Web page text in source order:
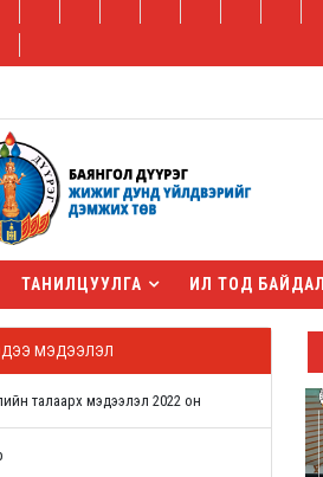
ТАНИЛЦУУЛГА ИЛ ТОД БАЙДАЛ
МЭДЭЭЛЭЛ
талаарх мэдээлэл 2022 он